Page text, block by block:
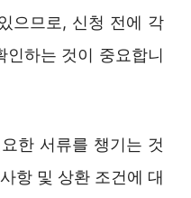
으므로, 신청 전에 각
인하는 것이 중요합니
한 서류를 챙기는 것
항 및 상환 조건에 대